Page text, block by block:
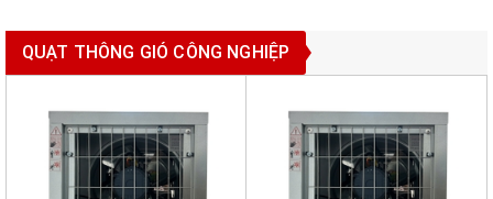
QUẠT THÔNG GIÓ CÔNG NGHIỆP